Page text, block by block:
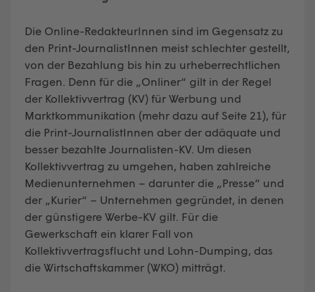
Die Online-RedakteurInnen sind im Gegensatz zu
den Print-JournalistInnen meist schlechter gestellt,
von der Bezahlung bis hin zu urheberrechtlichen
Fragen. Denn für die „Onliner“ gilt in der Regel
der Kollektivvertrag (KV) für Werbung und
Marktkommunikation (mehr dazu auf Seite 21), für
die Print-JournalistInnen aber der adäquate und
besser bezahlte Journalisten-KV. Um diesen
Kollektivvertrag zu umgehen, haben zahlreiche
Medienunternehmen – darunter die „Presse“ und
der „Kurier“ – Unternehmen gegründet, in denen
der günstigere Werbe-KV gilt. Für die
Gewerkschaft ein klarer Fall von
Kollektivvertragsflucht und Lohn-Dumping, das
die Wirtschaftskammer (WKO) mitträgt.